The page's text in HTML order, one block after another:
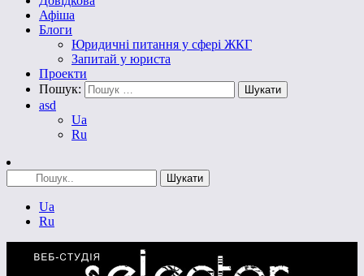
Афіша
Блоги
Юридичні питання у сфері ЖКГ
Запитай у юриста
Проекти
Пошук:
asd
Ua
Ru
Ua
Ru